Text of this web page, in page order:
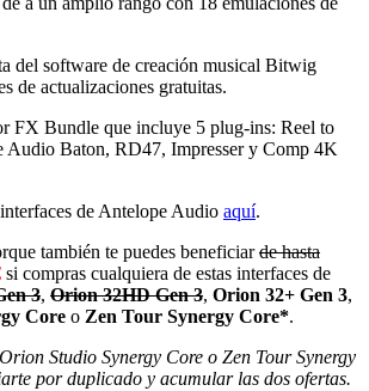
del software de creación musical Bitwig
de actualizaciones gratuitas.
FX Bundle que incluye 5 plug-ins: Reel to
Audio Baton, RD47, Impresser y Comp 4K
de Antelope Audio aquí.
también te puedes beneficiarde hasta
si compras cualquiera de estas interfaces de
3, Orion 32HD Gen 3, Orion 32+ Gen 3,
Core o Zen Tour Synergy Core*.
Studio Synergy Core o Zen Tour Synergy
por duplicado y acumular las dos ofertas.